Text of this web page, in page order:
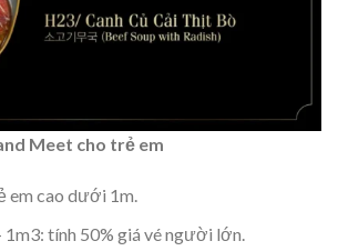
Meet cho trẻ em
em cao dưới 1m.
1m3: tính 50% giá vé người lớn.